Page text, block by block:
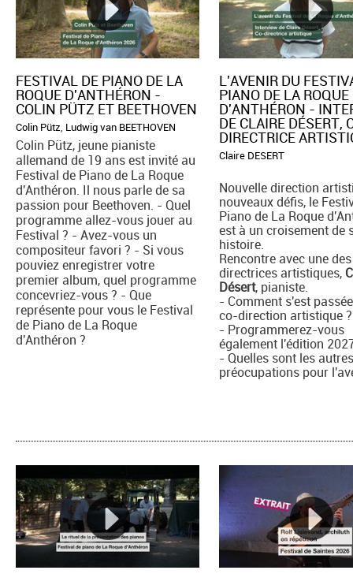
FESTIVAL DE PIANO DE LA
ROQUE D'ANTHÉRON -
COLIN PÜTZ ET BEETHOVEN
Colin Pütz, Ludwig van BEETHOVEN
Colin Pütz, jeune pianiste
allemand de 19 ans est invité au
Festival de Piano de La Roque
d'Anthéron. Il nous parle de sa
passion pour Beethoven. - Quel
programme allez-vous jouer au
Festival ? - Avez-vous un
compositeur favori ? - Si vous
pouviez enregistrer votre
premier album, quel programme
concevriez-vous ? - Que
représente pour vous le Festival
de Piano de La Roque
d'Anthéron ?
L'AVENIR DU
PIANO DE LA ROQUE
D'ANTHÉRON -
DE CLAIRE DÉSERT,
DIRECTRICE
Claire DESERT
Nouvelle direction
nouveaux défis, le
Piano de La Roque
est à un croisement de
histoire.
Rencontre avec une
directrices artistiques,
Désert, pianiste.
- Comment s'est
co-direction artistique ?
- Programmerez-vous
également l'édition
- Quelles sont les
préocupations pour